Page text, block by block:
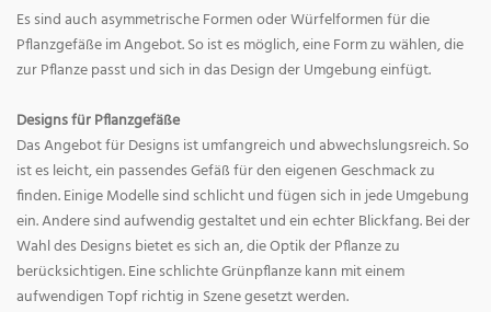
Es sind auch asymmetrische Formen oder Würfelformen für die
Pflanzgefäße im Angebot. So ist es möglich, eine Form zu wählen, die
zur Pflanze passt und sich in das Design der Umgebung einfügt.
Designs für Pflanzgefäße
Das Angebot für Designs ist umfangreich und abwechslungsreich. So
ist es leicht, ein passendes Gefäß für den eigenen Geschmack zu
finden. Einige Modelle sind schlicht und fügen sich in jede Umgebung
ein. Andere sind aufwendig gestaltet und ein echter Blickfang. Bei der
Wahl des Designs bietet es sich an, die Optik der Pflanze zu
berücksichtigen. Eine schlichte Grünpflanze kann mit einem
aufwendigen Topf richtig in Szene gesetzt werden.